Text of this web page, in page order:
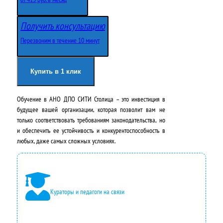
в
о
ч
а
л
ь
н
а
я
ц
е
у
щ
я
ц
е
н
а
:
Получить консультацию
Перезвоним в течение 10 минут
Купить в 1 клик
Обучение в АНО ДПО СИТИ Столица – это инвестиция в
будущее вашей организации, которая позволит вам не
только соответствовать требованиям законодательства, но
и обеспечить ее устойчивость и конкурентоспособность в
любых, даже самых сложных условиях.
Кураторы и педагоги на связи